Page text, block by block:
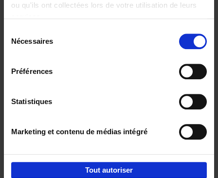
ou qu'ils ont collectées lors de votre utilisation de leurs
Nécessaires
Préférences
Statistiques
Marketing et contenu de médias intégré
Tout autoriser
Digital marketing like a PRO -
completely revised edition (EN)